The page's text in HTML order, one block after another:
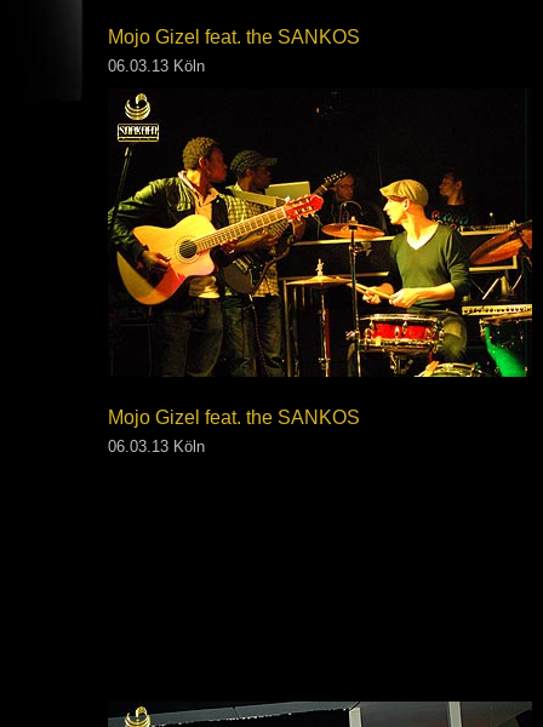
Mojo Gizel feat. the SANKOS
06.03.13 Köln
Mojo Gizel feat. the SANKOS
06.03.13 Köln